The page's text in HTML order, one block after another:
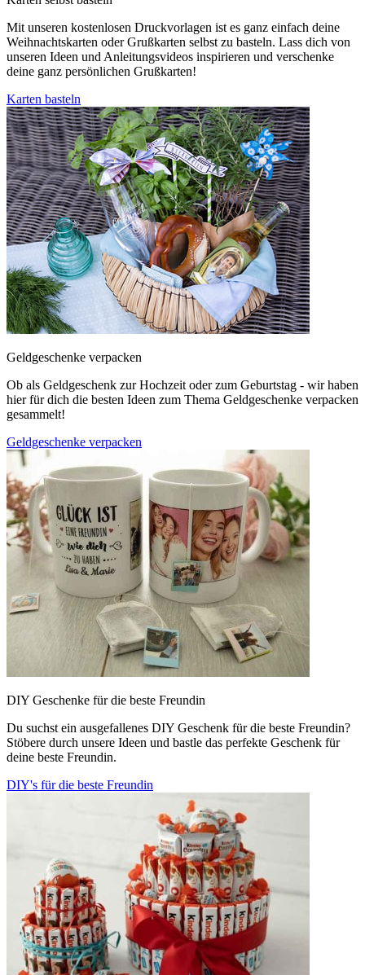
Mit unseren kostenlosen Druckvorlagen ist es ganz einfach deine
Weihnachtskarten oder Grußkarten selbst zu basteln. Lass dich von
unseren Ideen und Anleitungsvideos inspirieren und verschenke
deine ganz persönlichen Grußkarten!
Karten basteln
Geldgeschenke verpacken
Ob als Geldgeschenk zur Hochzeit oder zum Geburtstag - wir haben
hier für dich die besten Ideen zum Thema Geldgeschenke verpacken
gesammelt!
Geldgeschenke verpacken
DIY Geschenke für die beste Freundin
Du suchst ein ausgefallenes DIY Geschenk für die beste Freundin?
Stöbere durch unsere Ideen und bastle das perfekte Geschenk für
deine beste Freundin.
DIY's für die beste Freundin